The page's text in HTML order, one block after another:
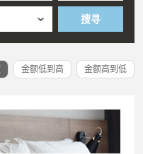
搜寻
金额低到高 金额高到低